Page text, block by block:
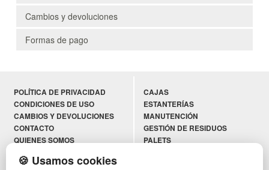
Cambios y devoluciones
Formas de pago
POLÍTICA DE PRIVACIDAD
CONDICIONES DE USO
CAMBIOS Y DEVOLUCIONES
CONTACTO
QUIENES SOMOS
PREGUNTAS FRECUENTES
CAJAS
ESTANTERÍAS
MANUTENCIÓN
GESTIÓN DE RESIDUOS
PALETS
🍪 Usamos cookies